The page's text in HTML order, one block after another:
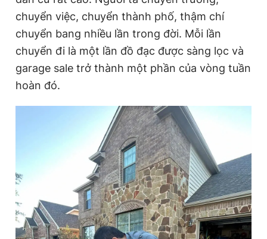
chuyển việc, chuyển thành phố, thậm chí
chuyển bang nhiều lần trong đời. Mỗi lần
chuyển đi là một lần đồ đạc được sàng lọc và
garage sale trở thành một phần của vòng tuần
hoàn đó.